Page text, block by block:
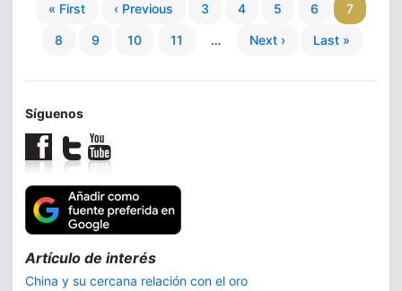
« First ‹ Previous 3 4 5 6 7
8 9 10 11 … Next › Last »
Síguenos
Trilogía:
La demanda de plata